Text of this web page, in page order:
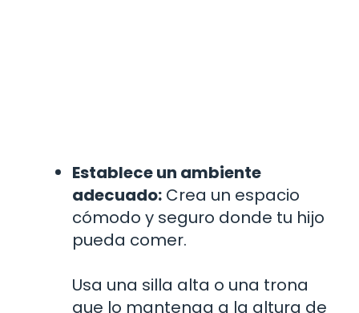
Establece un ambiente
adecuado: Crea un espacio
cómodo y seguro donde tu hijo
pueda comer.
Usa una silla alta o una trona
que lo mantenga a la altura de